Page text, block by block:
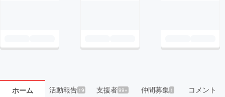
ホーム 活動報告19 支援者99+ 仲間募集 1 コメント